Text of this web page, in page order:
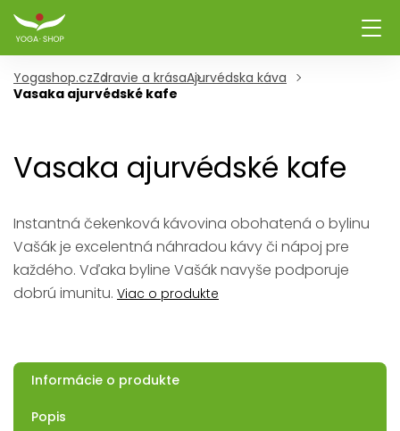
Yogashop.czZdravie a krásaAjurvédska káva
Vasaka ajurvédské kafe
Vasaka ajurvédské kafe
Instantná čekenková kávovina obohatená o bylinu
Vašák je excelentná náhradou kávy či nápoj pre
každého. Vďaka byline Vašák navyše podporuje
dobrú imunitu. Viac o produkte
Informácie o produkte
Popis